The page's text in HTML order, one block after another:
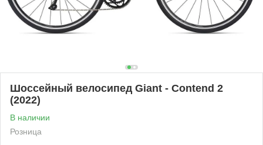
Шоссейный велосипед Giant - Contend 2
(2022)
В наличии
Розница